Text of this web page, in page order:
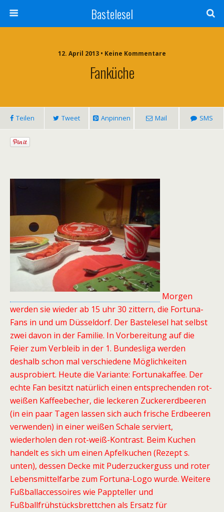
Bastelesel
12. April 2013 • Keine Kommentare
Fanküche
Teilen Tweet Anpinnen Mail SMS
Morgen
werden sie wieder ab 15 uhr 30 zittern, die Fortuna-
Fans in und um Düsseldorf. Der Bastelesel hat selbst
zwei davon in der Familie. In Vorbereitung auf die
Feier zum Verbleib in der 1. Bundesliga werden
deshalb schon mal verschiedene Möglichkeiten
ausprobiert. Heute die Variante: Fortunakaffee. Der
echte Fan besitzt natürlich einen entsprechenden rot-
weißen Kaffeebecher, die leckeren Zuckererdbeeren
(in ein paar Tagen lassen sich auch frische Erdbeeren
verwenden) in einer weißen Schale serviert,
wiederholen den rot-weiß-Kontrast. Beim Kuchen
handelt es sich um einen Apfelkuchen (Rezept s.
unten), dessen Decke mit Puderzuckerguss und roter
Lebensmittelfarbe zum Fortuna-Logo wurde. Weitere
Fußballaccessoires wie Pappteller und
Fußballfrühstücksbrettchen als Ersatz für